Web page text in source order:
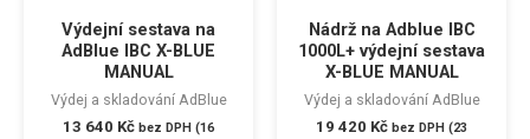
Výdejní sestava na
AdBlue IBC X-BLUE
MANUAL
Výdej a skladování AdBlue
13 640 Kč bez DPH (16
Nádrž na Adblue IBC
1000L+ výdejní sestava
X-BLUE MANUAL
Výdej a skladování AdBlue
19 420 Kč bez DPH (23